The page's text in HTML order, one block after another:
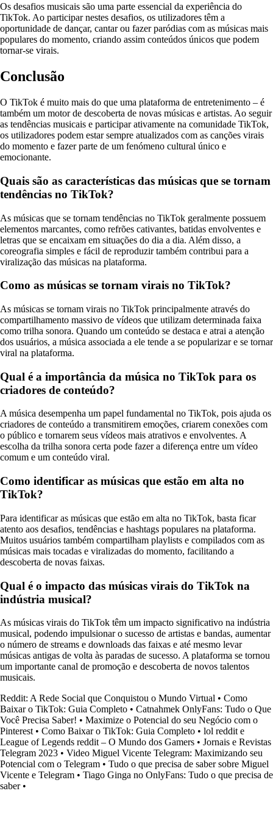
Os desafios musicais são uma parte essencial da experiência do
TikTok. Ao participar nestes desafios, os utilizadores têm a
oportunidade de dançar, cantar ou fazer paródias com as músicas mais
populares do momento, criando assim conteúdos únicos que podem
tornar-se virais.
Conclusão
O TikTok é muito mais do que uma plataforma de entretenimento – é
também um motor de descoberta de novas músicas e artistas. Ao seguir
as tendências musicais e participar ativamente na comunidade TikTok,
os utilizadores podem estar sempre atualizados com as canções virais
do momento e fazer parte de um fenómeno cultural único e
emocionante.
Quais são as características das músicas que se tornam
tendências no TikTok?
As músicas que se tornam tendências no TikTok geralmente possuem
elementos marcantes, como refrões cativantes, batidas envolventes e
letras que se encaixam em situações do dia a dia. Além disso, a
coreografia simples e fácil de reproduzir também contribui para a
viralização das músicas na plataforma.
Como as músicas se tornam virais no TikTok?
As músicas se tornam virais no TikTok principalmente através do
compartilhamento massivo de vídeos que utilizam determinada faixa
como trilha sonora. Quando um conteúdo se destaca e atrai a atenção
dos usuários, a música associada a ele tende a se popularizar e se tornar
viral na plataforma.
Qual é a importância da música no TikTok para os
criadores de conteúdo?
A música desempenha um papel fundamental no TikTok, pois ajuda os
criadores de conteúdo a transmitirem emoções, criarem conexões com
o público e tornarem seus vídeos mais atrativos e envolventes. A
escolha da trilha sonora certa pode fazer a diferença entre um vídeo
comum e um conteúdo viral.
Como identificar as músicas que estão em alta no
TikTok?
Para identificar as músicas que estão em alta no TikTok, basta ficar
atento aos desafios, tendências e hashtags populares na plataforma.
Muitos usuários também compartilham playlists e compilados com as
músicas mais tocadas e viralizadas do momento, facilitando a
descoberta de novas faixas.
Qual é o impacto das músicas virais do TikTok na
indústria musical?
As músicas virais do TikTok têm um impacto significativo na indústria
musical, podendo impulsionar o sucesso de artistas e bandas, aumentar
o número de streams e downloads das faixas e até mesmo levar
músicas antigas de volta às paradas de sucesso. A plataforma se tornou
um importante canal de promoção e descoberta de novos talentos
musicais.
Reddit: A Rede Social que Conquistou o Mundo Virtual • Como
Baixar o TikTok: Guia Completo • Catnahmek OnlyFans: Tudo o Que
Você Precisa Saber! • Maximize o Potencial do seu Negócio com o
Pinterest • Como Baixar o TikTok: Guia Completo • lol reddit e
League of Legends reddit – O Mundo dos Gamers • Jornais e Revistas
Telegram 2023 • Video Miguel Vicente Telegram: Maximizando seu
Potencial com o Telegram • Tudo o que precisa de saber sobre Miguel
Vicente e Telegram • Tiago Ginga no OnlyFans: Tudo o que precisa de
saber•